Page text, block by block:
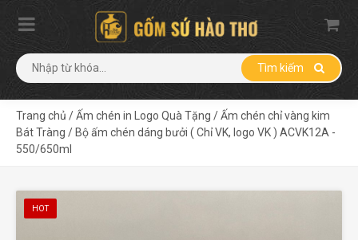
Tìm kiếm
Trang chủ /Ấm chén in Logo Quà Tặng /Ấm chén chỉ vàng kim
Bát Tràng / Bộ ấm chén dáng bưởi ( Chỉ VK, logo VK ) ACVK12A -
550/650ml
HOT